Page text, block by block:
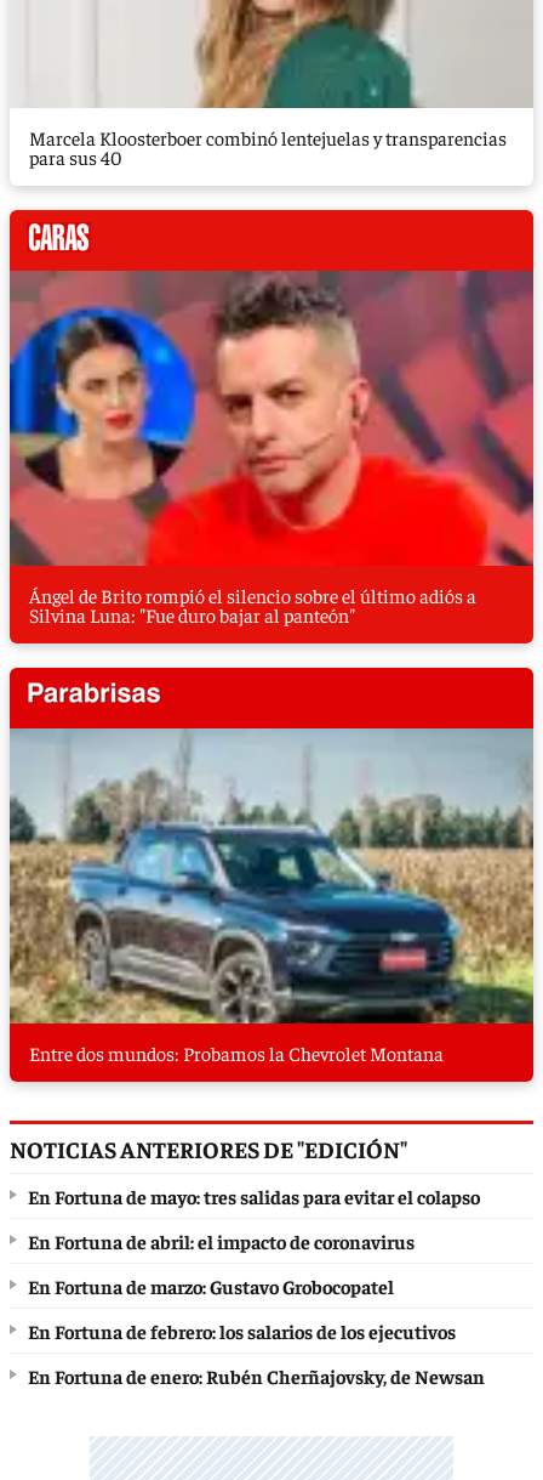
Marcela Kloosterboer combinó lentejuelas y transparencias
para sus 40
Ángel de Brito rompió el silencio sobre el último adiós a
Silvina Luna: "Fue duro bajar al panteón"
Entre dos mundos: Probamos la Chevrolet Montana
NOTICIAS ANTERIORES DE "EDICIÓN"
En Fortuna de mayo: tres salidas para evitar el colapso
En Fortuna de abril: el impacto de coronavirus
En Fortuna de marzo: Gustavo Grobocopatel
En Fortuna de febrero: los salarios de los ejecutivos
En Fortuna de enero: Rubén Cherñajovsky, de Newsan